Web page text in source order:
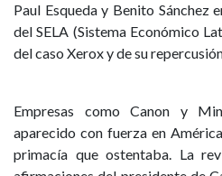
Paul Esqueda y Benito Sánchez
del SELA (Sistema Económico
del caso Xerox y de su
Empresas como Canon y
aparecido con fuerza en
primacía que ostentaba. La